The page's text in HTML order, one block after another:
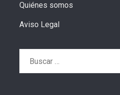
Quiénes somos
Aviso Legal